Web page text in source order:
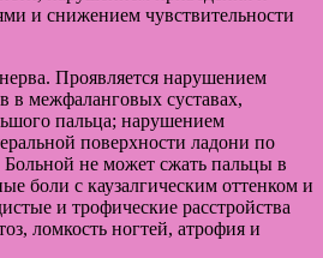
и снижением чувствительности
Проявляется нарушением
в межфаланговых суставах,
пальца; нарушением
поверхности ладони по
Больной не может сжать пальцы в
боли с каузалгическим оттенком и
и трофические расстройства
ломкость ногтей, атрофия и